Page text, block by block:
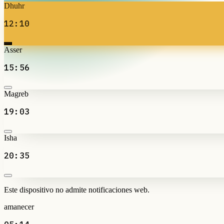
Dhuhr
12:10
Asser
15:56
Magreb
19:03
Isha
20:35
Este dispositivo no admite notificaciones web.
amanecer